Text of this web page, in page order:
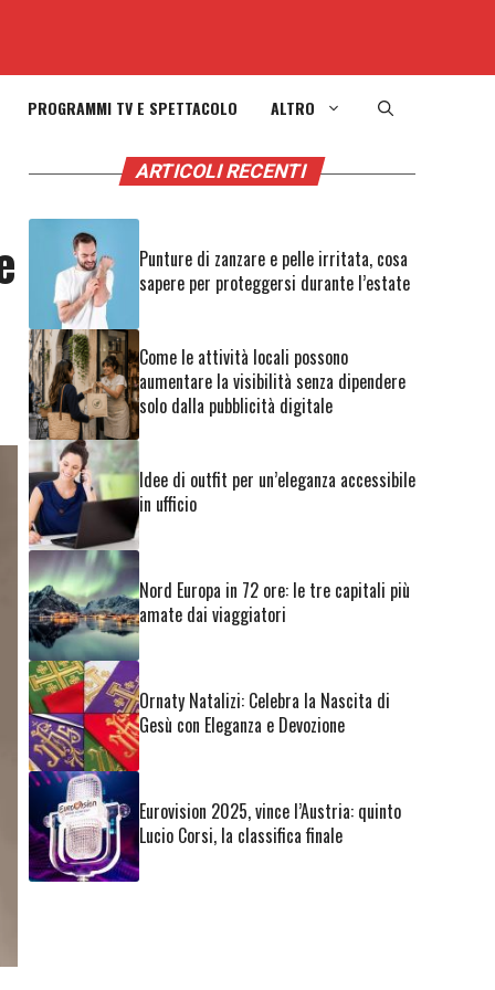
PROGRAMMI TV E SPETTACOLO ALTRO
ARTICOLI RECENTI
Punture di zanzare e pelle irritata, cosa
sapere per proteggersi durante l’estate
Come le attività locali possono
aumentare la visibilità senza dipendere
solo dalla pubblicità digitale
Idee di outfit per un’eleganza accessibile
in ufficio
Nord Europa in 72 ore: le tre capitali più
amate dai viaggiatori
Ornaty Natalizi: Celebra la Nascita di
Gesù con Eleganza e Devozione
Eurovision 2025, vince l’Austria: quinto
Lucio Corsi, la classifica finale